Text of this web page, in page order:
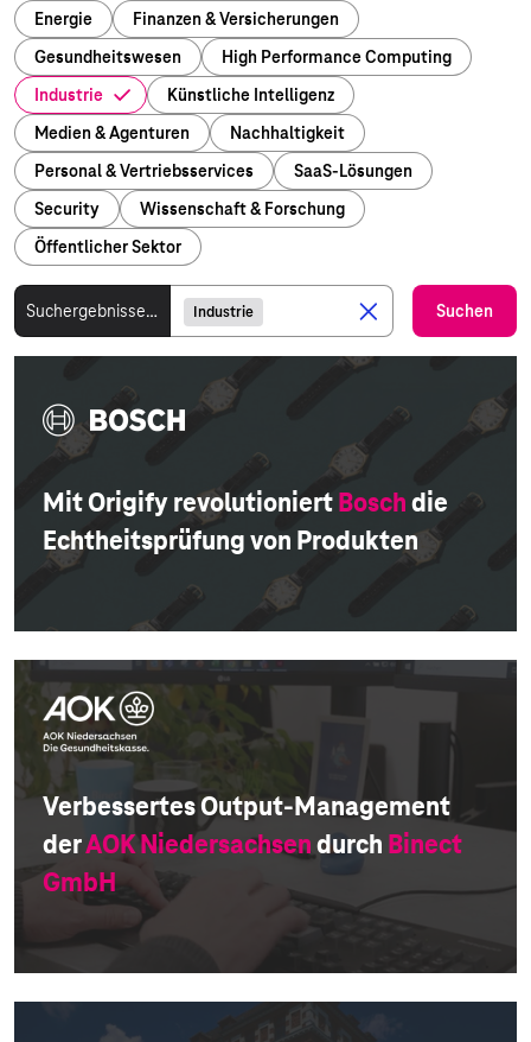
Energie
Finanzen & Versicherungen
Gesundheitswesen
High Performance Computing
Industrie
Künstliche Intelligenz
Medien & Agenturen
Nachhaltigkeit
Personal & Vertriebsservices
SaaS-Lösungen
Security
Wissenschaft & Forschung
Öffentlicher Sektor
Suchergebnisse für Industrie Suchen
Mit Origify revolutioniertBoschdie
Echtheitsprüfung von Produkten
Verbessertes Output-Management
derAOK Niedersachsendurch Binect
GmbH